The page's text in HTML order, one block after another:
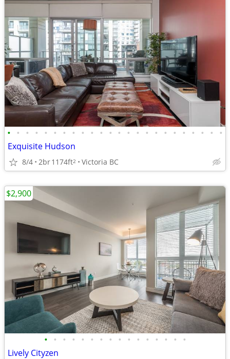
• • • • • • • • • • • • • • • • • • • • • • • •
Exquisite Hudson
8/4 2br1174ft2 Victoria BC
• • • • • • • • • • • • • • • •
Lively Cityzen
$2,900